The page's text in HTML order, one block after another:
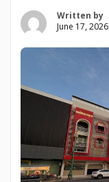
Written by
June 17, 2026